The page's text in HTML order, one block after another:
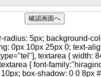
ない、または資料等が正しくご
さい。 ご提供いただいた個人情報
ただきます。個人情報に関する
、訂正、削除は、各担当窓口宛
式会社アイルお客様担当窓口
webmarketing@ill.co.jp
5px; background-
0px 10px 25px 0; text-
textarea { width:
{ font-
box-shadow: 0 0 8px